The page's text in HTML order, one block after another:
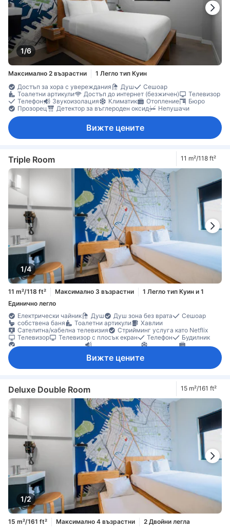
1/6
Максимално 2 възрастни
1 Легло тип Куин
Достъп за хора с увереждания
Душ
Сешоар
Тоалетни артикули
Достъп до интернет (безжичен)
Телевизор
Телефон
Звукоизолация Климатик Отопление
Бюро
Прозорец
Детектор за въглероден оксид Непушачи
Вижте цените
Triple Room 11 m²/118 ft²
1/4
11 m²/118 ft² Максимално 3 възрастни
1 Легло тип Куин и 1
Единично легло
Електрически чайник
Душ Душ зона без врата
Сешоар
собствена баня
Тоалетни артикули
Хавлии
Сателитна/кабелна телевизия
Стрийминг услуга като Netflix
Телевизор
Телевизор с плосък екран Телефон
Будилник
Детектор за въглероден оксид
Детектор за дим
Вижте цените
Deluxe Double Room 15 m²/161 ft²
1/2
15 m²/161 ft² Максимално 4 възрастни
2 Двойни легла